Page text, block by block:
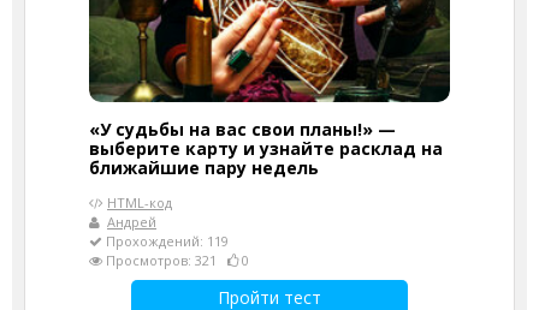
«У судьбы на вас свои планы!» —
выберите карту и узнайте расклад на
ближайшие пару недель
HTML-код
Андрей
Прохождений: 119
Просмотров: 321
0
Пройти тест